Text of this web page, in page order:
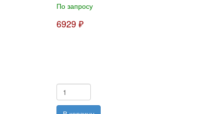
По запросу
6929 ₽